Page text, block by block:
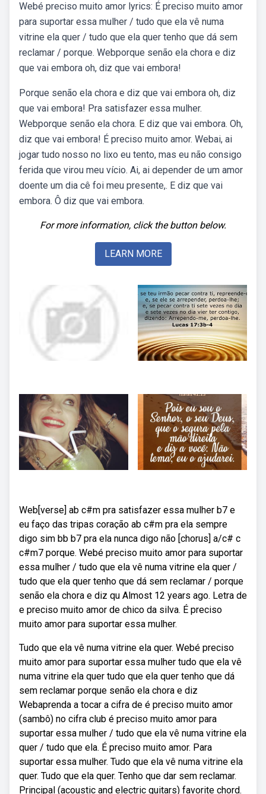
Webé preciso muito amor lyrics: É preciso muito amor
para suportar essa mulher / tudo que ela vê numa
vitrine ela quer / tudo que ela quer tenho que dá sem
reclamar / porque. Webporque senão ela chora e diz
que vai embora oh, diz que vai embora!
Porque senão ela chora e diz que vai embora oh, diz
que vai embora! Pra satisfazer essa mulher.
Webporque senão ela chora. E diz que vai embora. Oh,
diz que vai embora! É preciso muito amor. Webai, ai
jogar tudo nosso no lixo eu tento, mas eu não consigo
ferida que virou meu vício. Ai, ai depender de um amor
doente um dia cê foi meu presente,. E diz que vai
embora. Ô diz que vai embora.
For more information, click the button below.
LEARN MORE
Web[verse] ab c#m pra satisfazer essa mulher b7 e
eu faço das tripas coração ab c#m pra ela sempre
digo sim bb b7 pra ela nunca digo não [chorus] a/c# c
c#m7 porque. Webé preciso muito amor para suportar
essa mulher / tudo que ela vê numa vitrine ela quer /
tudo que ela quer tenho que dá sem reclamar / porque
senão ela chora e diz qu Almost 12 years ago. Letra de
e preciso muito amor de chico da silva. É preciso
muito amor para suportar essa mulher.
Tudo que ela vê numa vitrine ela quer. Webé preciso
muito amor para suportar essa mulher tudo que ela vê
numa vitrine ela quer tudo que ela quer tenho que dá
sem reclamar porque senão ela chora e diz
Webaprenda a tocar a cifra de é preciso muito amor
(sambô) no cifra club é preciso muito amor para
suportar essa mulher / tudo que ela vê numa vitrine ela
quer / tudo que ela. É preciso muito amor. Para
suportar essa mulher. Tudo que ela vê numa vitrine ela
quer. Tudo que ela quer. Tenho que dar sem reclamar.
Principal (acoustic and electric guitars) favorite chord.